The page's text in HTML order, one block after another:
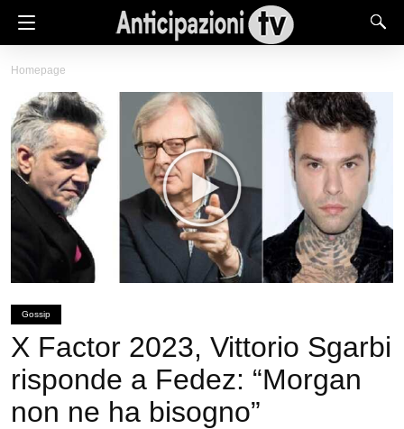
Homepage
Gossip
X Factor 2023, Vittorio Sgarbi
risponde a Fedez: “Morgan
non ne ha bisogno”